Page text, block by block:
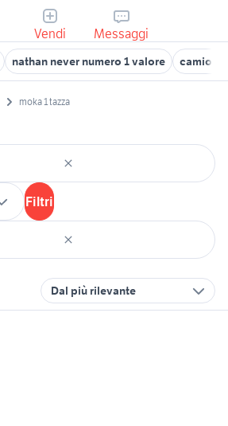
Vendi Messaggi
nathan never numero 1 valore camion
moka 1 tazza
Filtri
Dal più rilevante